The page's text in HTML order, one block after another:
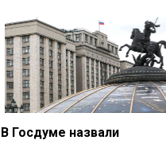
В Госдуме назвали